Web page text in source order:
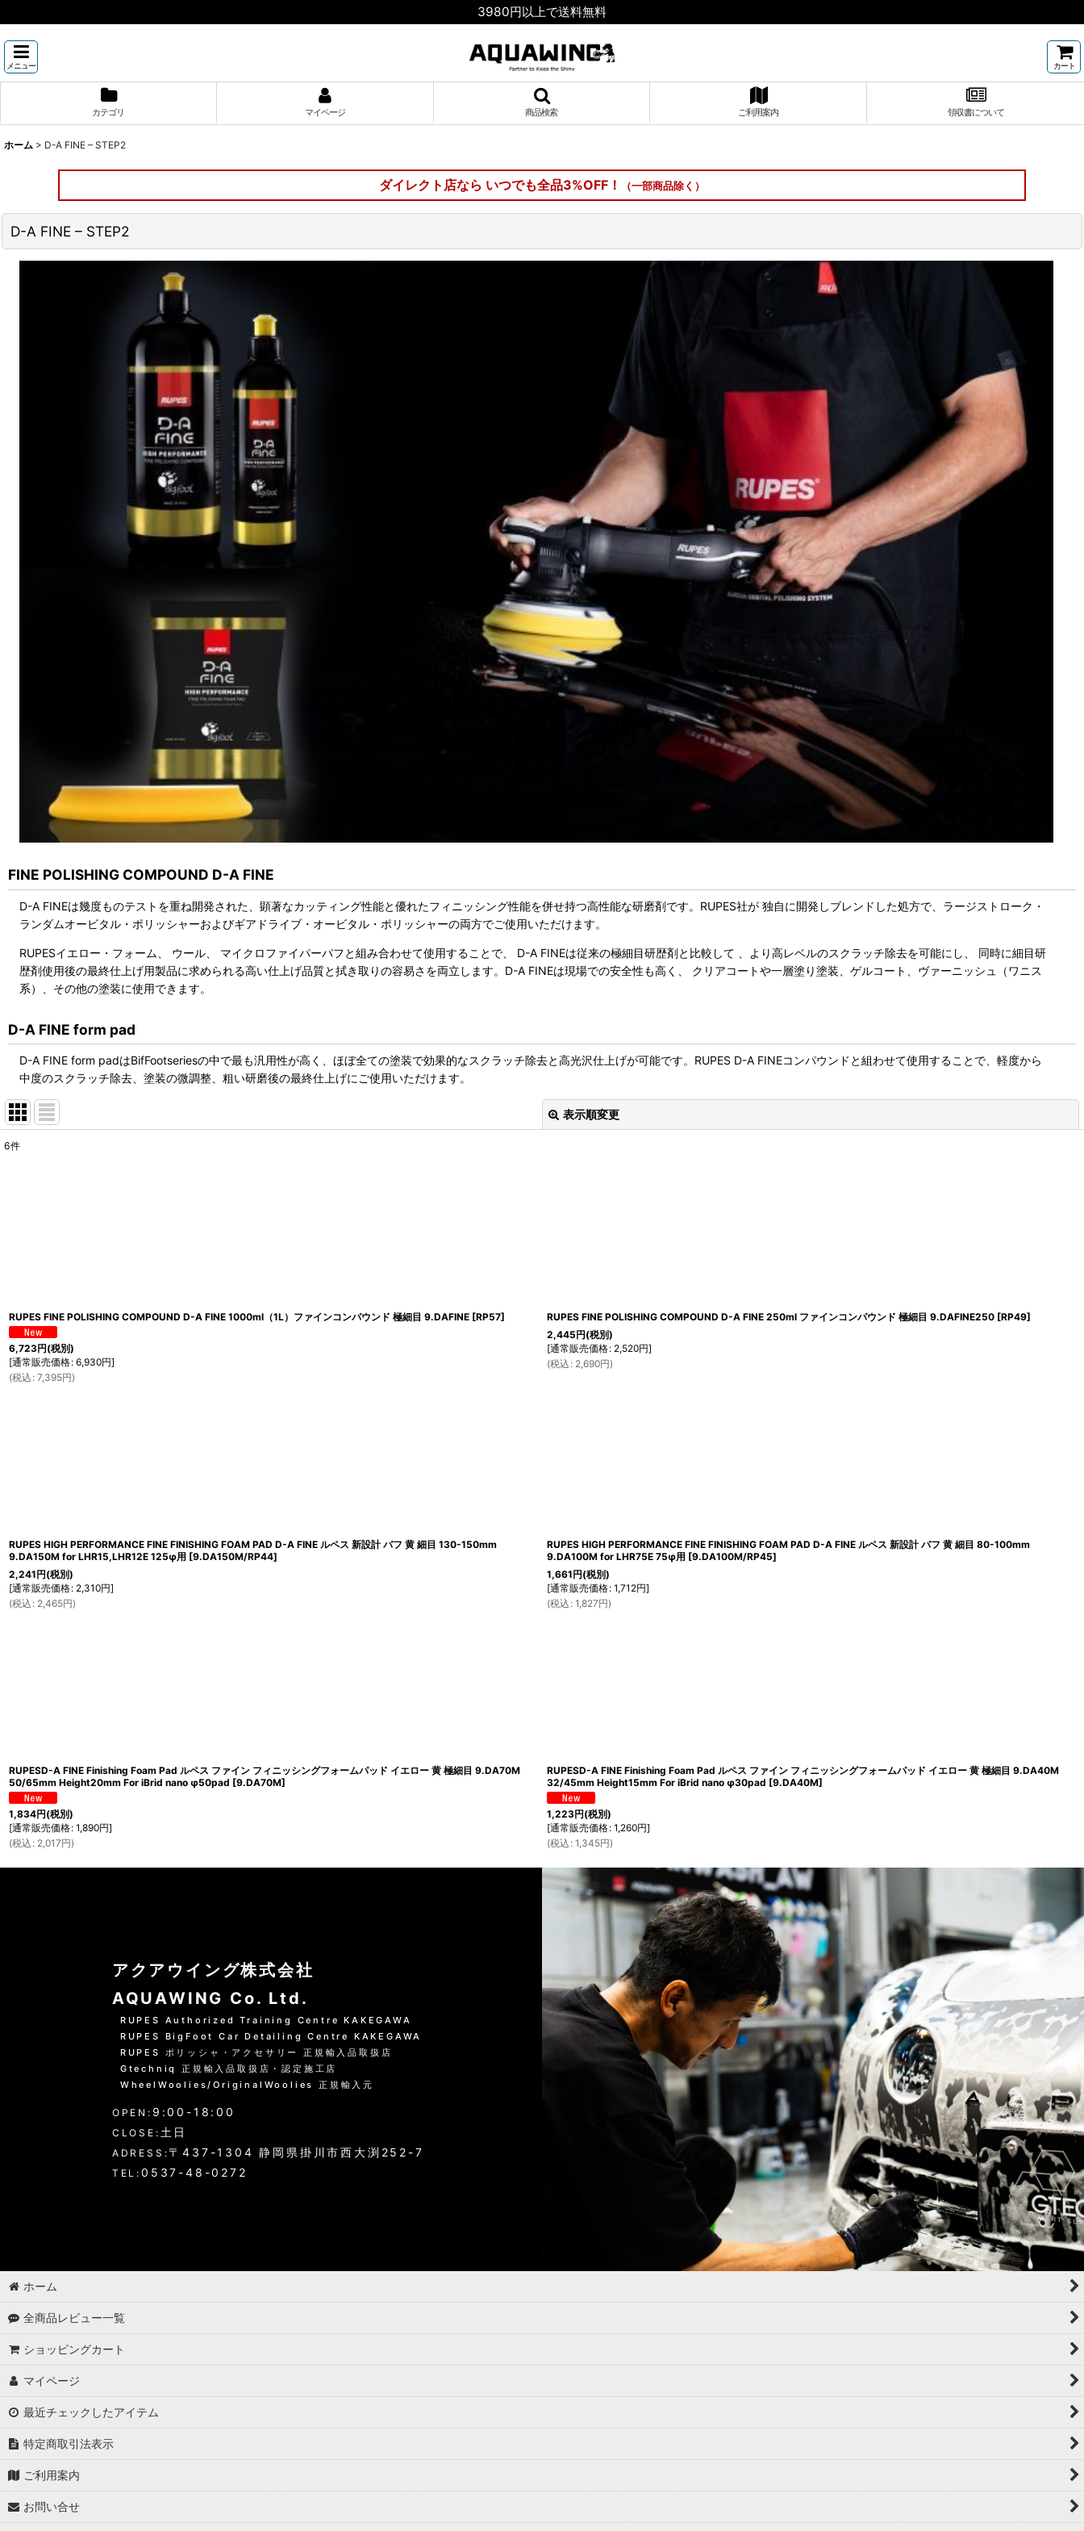
3980円以上で送料無料
メニュー カート
カテゴリ マイページ 商品検索 ご利用案内 領収書について
ホーム > D-A FINE – STEP2
ダイレクト店なら いつでも全品3%OFF！ （一部商品除く）
D-A FINE – STEP2
FINE POLISHING COMPOUND D-A FINE
D-A FINEは幾度ものテストを重ね開発された、顕著なカッティング性能と優れたフィニッシング性能を併せ持つ高性能な研磨剤です。RUPES社が 独自に開発しブレンドした処方で、ラージストローク・
ランダムオービタル・ポリッシャーおよびギアドライブ・オービタル・ポリッシャーの両方でご使用いただけます。
RUPESイエロー・フォーム、 ウール、 マイクロファイパーパフと組み合わせて使用することで、 D-A FINEは従来の極細目研歴剤と比較して 、より高レベルのスクラッチ除去を可能にし、 同時に細目研
歴剤使用後の最終仕上げ用製品に求められる高い仕上げ品質と拭き取りの容易さを両立します。D-A FINEは現場での安全性も高く、 クリアコートや一層塗り塗装、ゲルコート、ヴァーニッシュ（ワニス
系）、その他の塗装に使用できます。
D-A FINE form pad
D-A FINE form padはBifFootseriesの中で最も汎用性が高く、ほぼ全ての塗装で効果的なスクラッチ除去と高光沢仕上げが可能です。RUPES D-A FINEコンパウンドと組わせて使用することで、軽度から
中度のスクラッチ除去、塗装の微調整、粗い研磨後の最終仕上げにご使用いただけます。
表示順変更
6件
RUPES FINE POLISHING COMPOUND D-A FINE 1000ml（1L）ファインコンパウンド 極細目 9.DAFINE [RP57]
6,723円(税別)
[通常販売価格: 6,930円]
(税込 : 7,395円)
RUPES FINE POLISHING COMPOUND D-A FINE 250ml ファインコンパウンド 極細目 9.DAFINE250 [RP49]
2,445円(税別)
[通常販売価格: 2,520円]
(税込 : 2,690円)
RUPES HIGH PERFORMANCE FINE FINISHING FOAM PAD D-A FINE ルペス 新設計 バフ 黄 細目 130-150mm
9.DA150M for LHR15,LHR12E 125φ用 [9.DA150M/RP44]
2,241円(税別)
[通常販売価格: 2,310円]
(税込 : 2,465円)
RUPES HIGH PERFORMANCE FINE FINISHING FOAM PAD D-A FINE ルペス 新設計 バフ 黄 細目 80-100mm
9.DA100M for LHR75E 75φ用 [9.DA100M/RP45]
1,661円(税別)
[通常販売価格: 1,712円]
(税込 : 1,827円)
RUPESD-A FINE Finishing Foam Pad ルペス ファイン フィニッシングフォームパッド イエロー 黄 極細目 9.DA70M
50/65mm Height20mm For iBrid nano φ50pad [9.DA70M]
1,834円(税別)
[通常販売価格: 1,890円]
(税込 : 2,017円)
RUPESD-A FINE Finishing Foam Pad ルペス ファイン フィニッシングフォームパッド イエロー 黄 極細目 9.DA40M
32/45mm Height15mm For iBrid nano φ30pad [9.DA40M]
1,223円(税別)
[通常販売価格: 1,260円]
(税込 : 1,345円)
アクアウイング株式会社
AQUAWING Co. Ltd.
RUPES Authorized Training Centre KAKEGAWA
RUPES BigFoot Car Detailing Centre KAKEGAWA
RUPES ポリッシャ・アクセサリー 正規輸入品取扱店
Gtechniq 正規輸入品取扱店・認定施工店
WheelWoolies/OriginalWoolies 正規輸入元
OPEN: 9:00-18:00
CLOSE: 土日
ADRESS: 〒437-1304 静岡県掛川市西大渕252-7
TEL: 0537-48-0272
ホーム
全商品レビュー一覧
ショッピングカート
マイページ
最近チェックしたアイテム
特定商取引法表示
ご利用案内
お問い合せ